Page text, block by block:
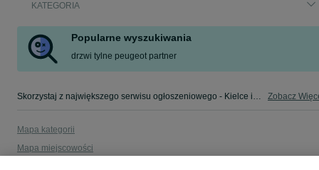
KATEGORIA
Popularne wyszukiwania
drzwi tylne peugeot partner
Skorzystaj z największego serwisu ogłoszeniowego - Kielce i okolice! - kupuj lub sprzedawaj jeszcze wygodniej w kategorii Dostawcze i Ciężarowe! Zobacz
Mapa kategorii
Mapa miejscowości